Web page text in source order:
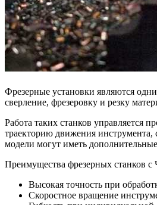
Фрезерные установки являются
сверление, фрезеровку и резку
Работа таких станков
траекторию движения инструмента,
модели могут иметь
Преимущества фрезерных станков
Высокая точность при
Скоростное вращение